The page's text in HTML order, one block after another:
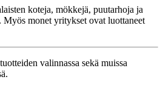
koteja, mökkejä, puutarhoja ja
Myös monet yritykset ovat luottaneet
valinnassa sekä muissa